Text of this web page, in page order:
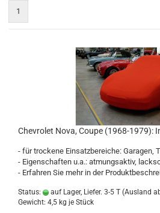
1
Chevrolet Nova, Coupe (1968-1979):
- für trockene Einsatzbereiche: Garagen,
- Eigenschaften u.a.: atmungsaktiv,
- Erfahren Sie mehr in der
Status: auf Lager, Liefer. 3-5 T (Ausland
Gewicht: 4,5 kg je Stück